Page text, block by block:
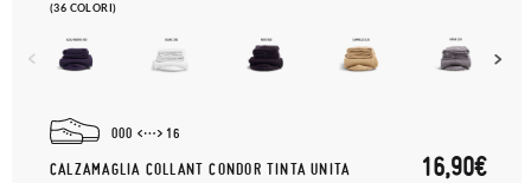
(36 COLORI)
000 16
CALZAMAGLIA COLLANT CONDOR TINTA UNITA 16,90€